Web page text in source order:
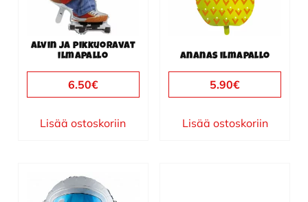
Alvin ja pikkuoravat
ilmapallo
6.50€
Lisää ostoskoriin
Ananas ilmapallo
5.90€
Lisää ostoskoriin